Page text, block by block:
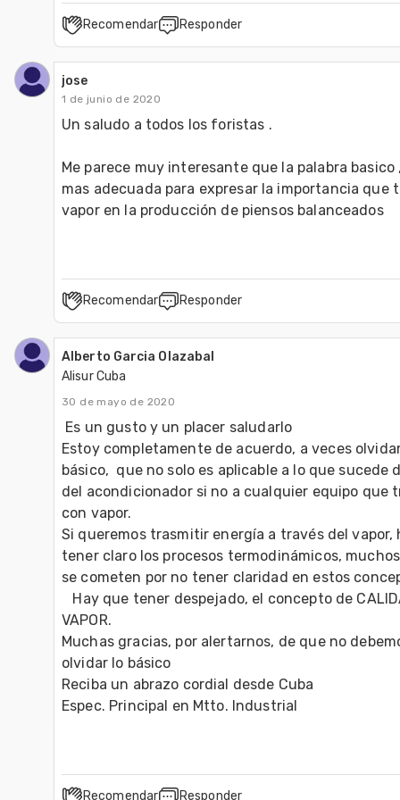
Recomendar Responder
jose
1 de junio de 2020
Un saludo a todos los foristas .
Me parece muy interesante que la palabra basico
mas adecuada para expresar la importancia que
vapor en la producción de piensos balanceados
Recomendar Responder
Alberto Garcia Olazabal
Alisur Cuba
30 de mayo de 2020
Estoy completamente de acuerdo, a veces
básico,  que no solo es aplicable a lo que sucede
del acondicionador si no a cualquier equipo que
con vapor.
Si queremos trasmitir energía a través del vapor,
tener claro los procesos termodinámicos,
se cometen por no tener claridad en estos
VAPOR.
Muchas gracias, por alertarnos, de que no
olvidar lo básico
Reciba un abrazo cordial desde Cuba
Recomendar Responder